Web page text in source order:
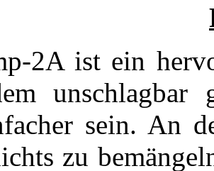
2A ist ein
unschlagbar
sein. An
zu